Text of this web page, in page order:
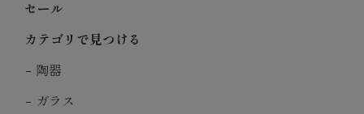
セール
カテゴリで見つける
陶器
ガラス